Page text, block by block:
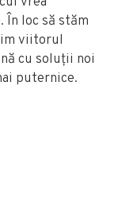
loc să stăm
viitorul
cu soluții noi
puternice.